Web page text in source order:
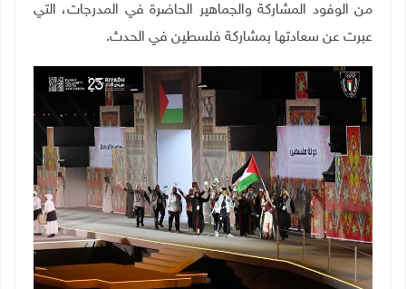
من الوفود المشاركة والجماهير الحاضرة في المدرجات، التي
عبرت عن سعادتها بمشاركة فلسطين في الحدث.